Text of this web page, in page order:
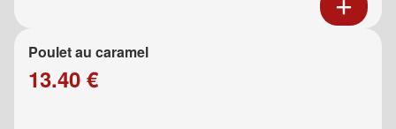
Poulet au caramel
13.40 €